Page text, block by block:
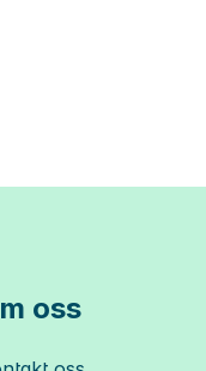
oss